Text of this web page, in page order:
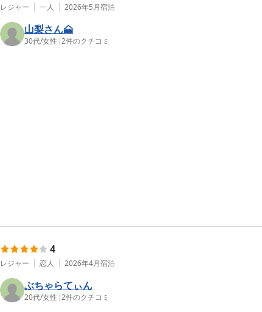
レジャー 一人 2026年5月宿泊
山梨さん🗻
30代/女性 |2件のクチコミ
4
レジャー 恋人 2026年4月宿泊
ぶちゃらてぃん
20代/女性 |2件のクチコミ